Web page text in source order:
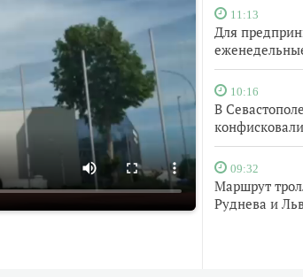
11:13
Для
10:16
В
09:32
Маршрут
Руднева и